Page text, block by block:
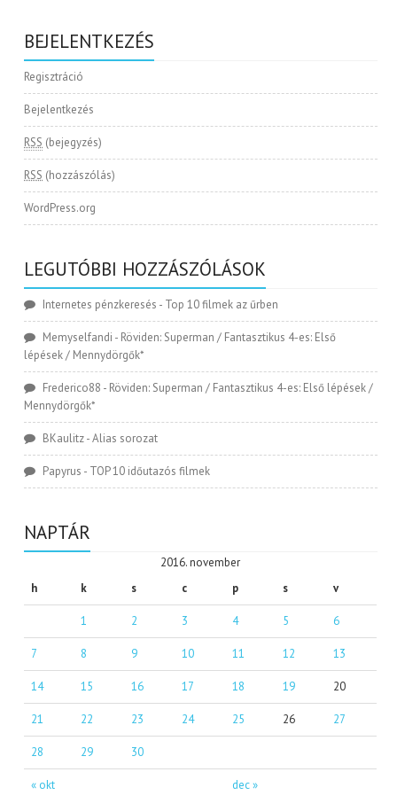
BEJELENTKEZÉS
Regisztráció
Bejelentkezés
RSS (bejegyzés)
RSS (hozzászólás)
WordPress.org
LEGUTÓBBI HOZZÁSZÓLÁSOK
Internetes pénzkeresés - Top 10 filmek az űrben
Memyselfandi - Röviden: Superman / Fantasztikus 4-es: Első
lépések / Mennydörgők*
Frederico88 - Röviden: Superman / Fantasztikus 4-es: Első lépések /
Mennydörgők*
BKaulitz-Alias sorozat
Papyrus - TOP 10 időutazós filmek
NAPTÁR
2016. november
h
k s c p s v
« okt dec »
1 2 3 4 5 6
7 8 9 10 11 12 13
14 15 16 17 18 19 20
21 22 23 24 25 26 27
28 29 30